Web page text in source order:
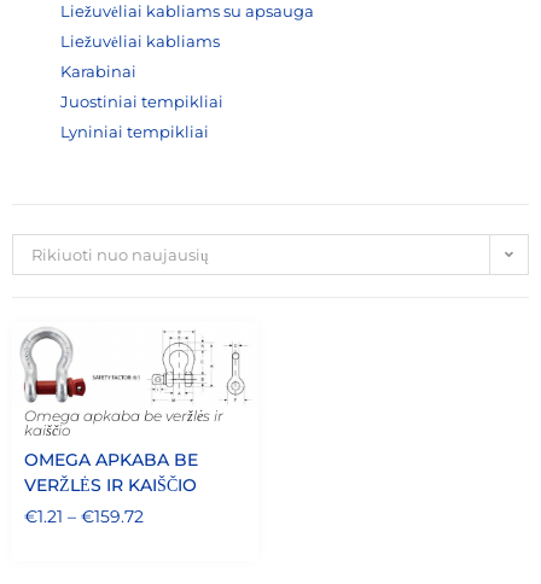
Liežuvėliai kabliams su apsauga
Liežuvėliai kabliams
Karabinai
Juostiniai tempikliai
Lyniniai tempikliai
Rikiuoti nuo naujausių
Omega apkaba be veržlės ir
kaiščio
OMEGA APKABA BE
VERŽLĖS IR KAIŠČIO
€1.21 – €159.72